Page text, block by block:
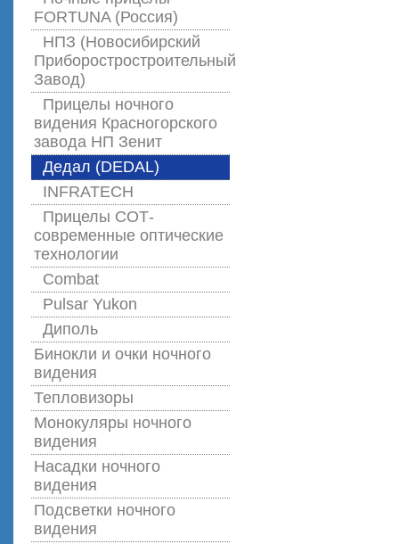
FORTUNA (Россия)
НПЗ (Новосибирский
Приборостростроительный
Завод)
Прицелы ночного
видения Красногорского
завода НП Зенит
Дедал (DEDAL)
INFRATECH
Прицелы СОТ-
современные оптические
технологии
Combat
Pulsar Yukon
Диполь
Бинокли и очки ночного
видения
Тепловизоры
Монокуляры ночного
видения
Насадки ночного
видения
Подсветки ночного
видения